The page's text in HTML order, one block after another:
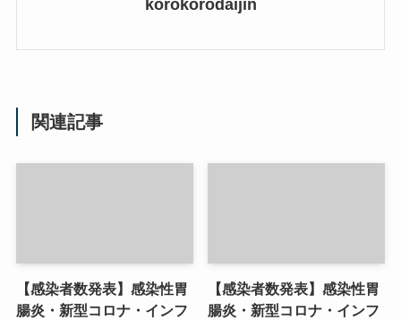
korokorodaijin
関連記事
【感染者数発表】感染性胃
腸炎・新型コロナ・インフ
【感染者数発表】感染性胃
腸炎・新型コロナ・インフ